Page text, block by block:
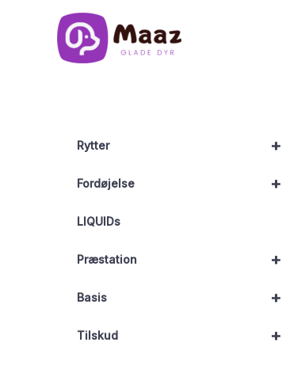
+
Rytter
+
Fordøjelse
LIQUIDs
+
Præstation
+
Basis
+
Tilskud